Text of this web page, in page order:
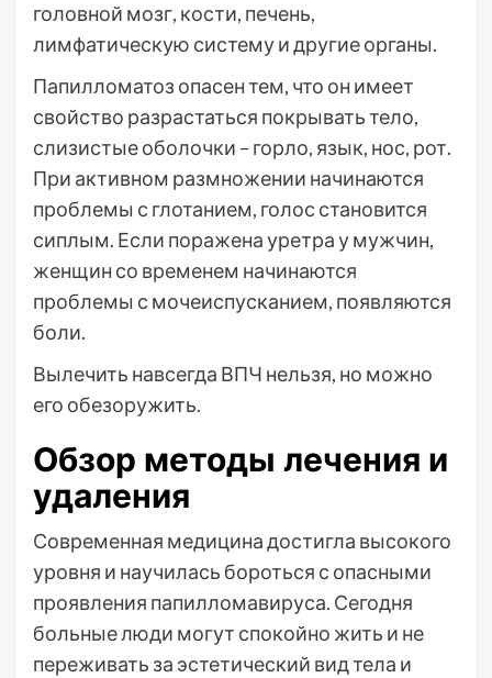
головной мозг, кости, печень,
лимфатическую систему и другие органы.
Папилломатоз опасен тем, что он имеет
свойство разрастаться покрывать тело,
слизистые оболочки – горло, язык, нос, рот.
При активном размножении начинаются
проблемы с глотанием, голос становится
сиплым. Если поражена уретра у мужчин,
женщин со временем начинаются
проблемы с мочеиспусканием, появляются
боли.
Вылечить навсегда ВПЧ нельзя, но можно
его обезоружить.
Обзор методы лечения и
удаления
Современная медицина достигла высокого
уровня и научилась бороться с опасными
проявления папилломавируса. Сегодня
больные люди могут спокойно жить и не
переживать за эстетический вид тела и